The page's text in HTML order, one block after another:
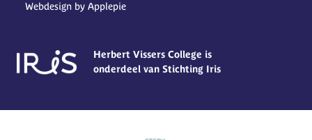
Webdesign by Applepie
Herbert Vissers College is
onderdeel van Stichting Iris